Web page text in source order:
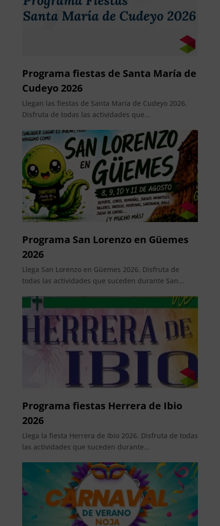
Programa fiestas de Santa María de
Cudeyo 2026
Llegan las fiestas de Santa María de Cudeyo 2026.
Disfruta de todas las actividades que...
Programa San Lorenzo en Güemes
2026
Llega San Lorenzo en Güemes 2026. Disfruta de
todas las actividades que suceden durante San...
Programa fiestas Herrera de Ibio
2026
Llega la fiesta Herrera de Ibio 2026. Disfruta de todas
las actividades que suceden durante...